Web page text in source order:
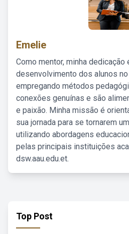
Emelie
Como mentor, minha dedicação
desenvolvimento dos alunos
empregando métodos
conexões genuínas e são
e paixão. Minha missão é
sua jornada para se tornarem
utilizando abordagens
pelas principais instituições
dsw.aau.edu.et.
Top Post